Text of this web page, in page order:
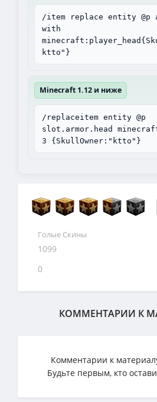
/item replace entity @p
with
ktto"}
Minecraft 1.12 и ниже
/replaceitem entity @p
slot.armor.head
3 {SkullOwner:"ktto"}
Голые Скины
1099
0
КОММЕНТАРИИ К
Комментарии к
Будьте первым, кто